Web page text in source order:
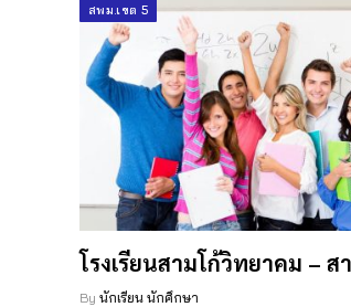
สพม.เขต 5
โรงเรียนสามโก้วิทยาคม – ส
By นักเรียน นักศึกษา